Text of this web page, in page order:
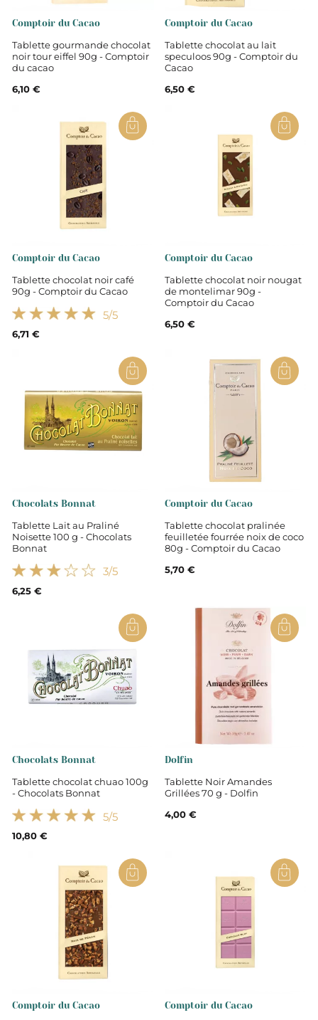
Comptoir du Cacao
Tablette gourmande chocolat
noir tour eiffel 90g - Comptoir
du cacao
6,10 €
Comptoir du Cacao
Tablette chocolat au lait
speculoos 90g - Comptoir du
Cacao
6,50 €
Comptoir du Cacao
Tablette chocolat noir café
90g - Comptoir du Cacao
5/5
6,71 €
Comptoir du Cacao
Tablette chocolat noir nougat
de montelimar 90g -
Comptoir du Cacao
6,50 €
Chocolats Bonnat
Tablette Lait au Praliné
Noisette 100 g - Chocolats
Bonnat
3/5
6,25 €
Comptoir du Cacao
Tablette chocolat pralinée
feuilletée fourrée noix de coco
80g - Comptoir du Cacao
5,70 €
Chocolats Bonnat
Tablette chocolat chuao 100g
- Chocolats Bonnat
5/5
10,80 €
Dolfin
Tablette Noir Amandes
Grillées 70 g - Dolfin
4,00 €
Comptoir du Cacao Comptoir du Cacao